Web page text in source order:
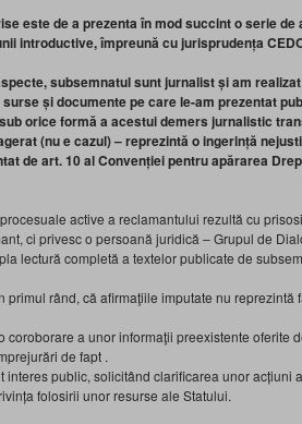
este de a prezenta în mod succint o serie
introductive, împreună cu jurisprudența
subsemnatul sunt jurnalist și am
și documente pe care le-am prezentat
orice formă a acestui demers jurnalistic
(nu e cazul) – reprezintă o ingerință
de art. 10 al Convenției pentru apărarea
active a reclamantului rezultă cu
ci privesc o persoană juridică – Grupul de
lectură completă a textelor publicate de
primul rând, că afirmaţiile imputate nu reprezintă
coroborare a unor informaţii preexistente oferite
de fapt .
interes public, solicitând clarificarea unor acțiuni
folosirii unor resurse ale Statului.